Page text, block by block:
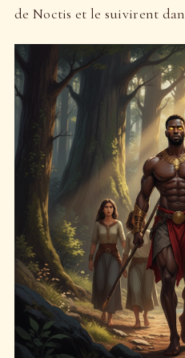
de Noctis et le suivirent